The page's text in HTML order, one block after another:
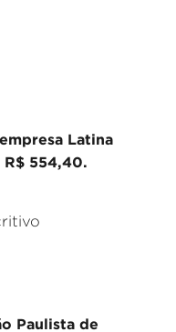
Latina
R$ 554,40.
Paulista de